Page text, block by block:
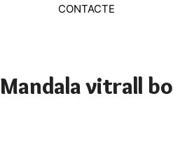
CONTACTE
Mandala vitrall bo